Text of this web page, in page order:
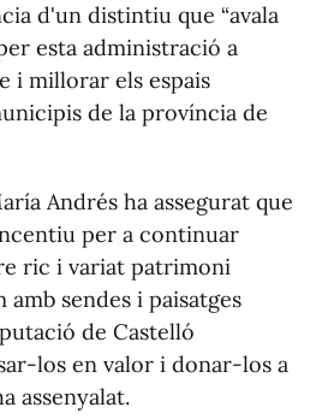
d'un distintiu que “avala
esta administració a
i millorar els espais
de la província de
Andrés ha assegurat que
per a continuar
ric i variat patrimoni
amb sendes i paisatges
de Castelló
los en valor i donar-los a
assenyalat.